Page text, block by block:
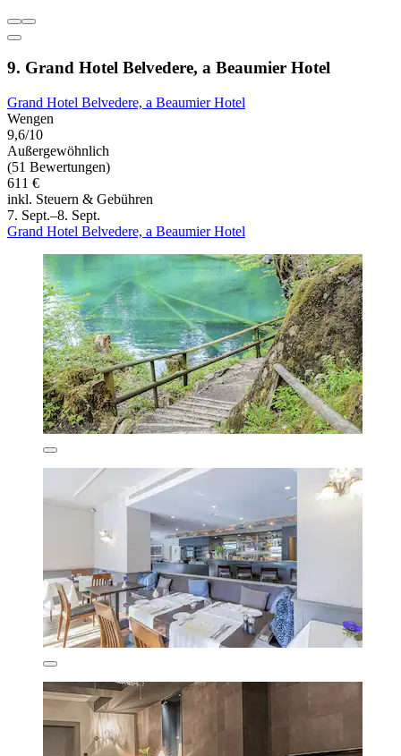
9. Grand Hotel Belvedere, a Beaumier Hotel
Grand Hotel Belvedere, a Beaumier Hotel
Wengen
9,6/10
Außergewöhnlich
(51 Bewertungen)
611 €
inkl. Steuern & Gebühren
7. Sept.–8. Sept.
Grand Hotel Belvedere, a Beaumier Hotel